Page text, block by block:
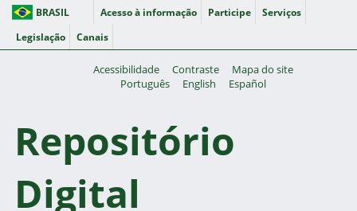
BRASIL Acesso à informação Participe
Serviços
Legislação
Canais
Acessibilidade Contraste
Mapa do site
Português
English Español
Repositório
Digital